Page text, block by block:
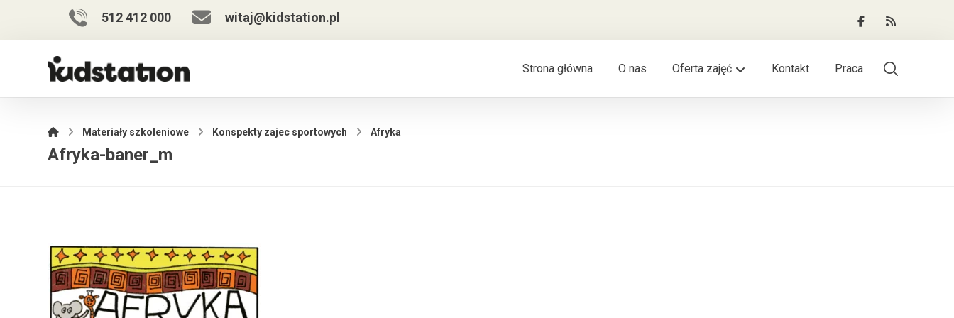
512 412 000 witaj@kidstation.pl
Strona główna O nas Oferta zajęć Kontakt Praca
Materiały szkoleniowe Konspekty zajec sportowych Afryka
Afryka-baner_m